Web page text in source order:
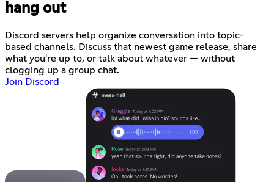
hang out
Discord servers help organize conversation into topic-
based channels. Discuss that newest game release, share
what you're up to, or talk about whatever — without
clogging up a group chat.
Join Discord